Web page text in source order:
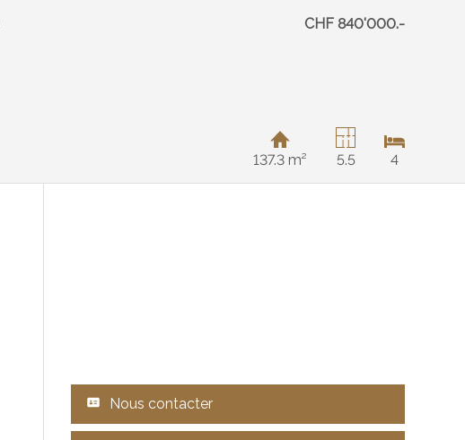
CHF 840'000.-
137.3 m²
5.5 4
Nous contacter